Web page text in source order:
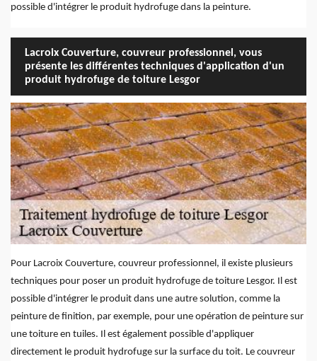
possible d'intégrer le produit hydrofuge dans la peinture.
Lacroix Couverture, couvreur professionnel, vous
présente les différentes techniques d'application d'un
produit hydrofuge de toiture Lesgor
Pour Lacroix Couverture, couvreur professionnel, il existe plusieurs
techniques pour poser un produit hydrofuge de toiture Lesgor. Il est
possible d'intégrer le produit dans une autre solution, comme la
peinture de finition, par exemple, pour une opération de peinture sur
une toiture en tuiles. Il est également possible d'appliquer
directement le produit hydrofuge sur la surface du toit. Le couvreur